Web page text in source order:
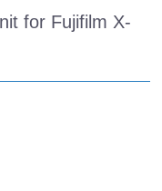
for Fujifilm X-